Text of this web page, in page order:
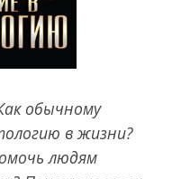
обычному
в жизни?
людям